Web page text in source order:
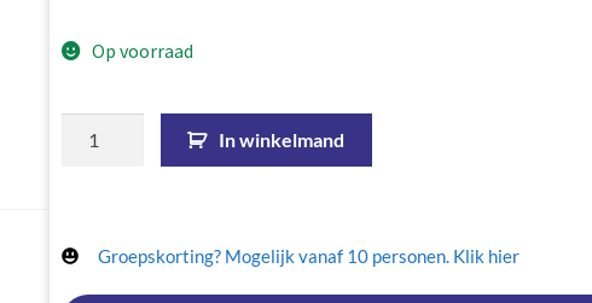
Op voorraad
In winkelmand
Groepskorting? Mogelijk vanaf 10 personen. Klik hier